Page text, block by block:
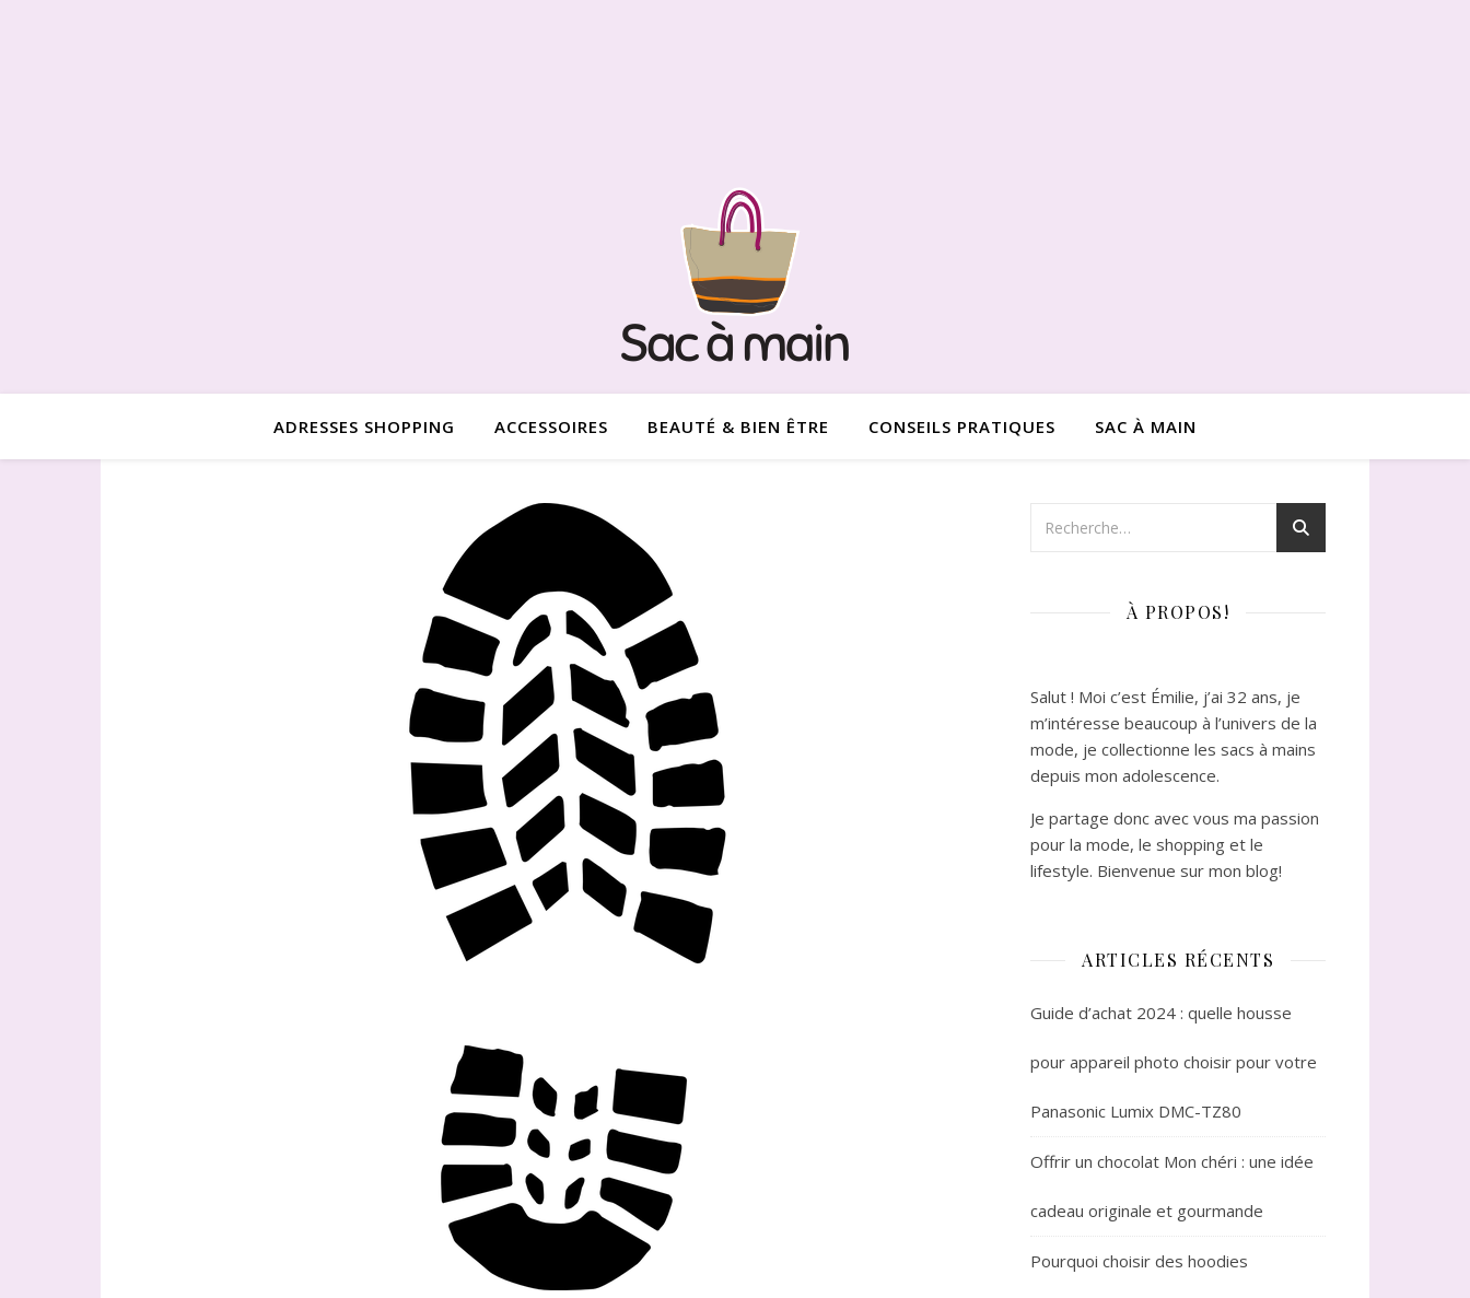
Shopping, mode et lifestyle!
ADRESSES SHOPPING ACCESSOIRES BEAUTÉ & BIEN ÊTRE CONSEILS PRATIQUES SAC À MAIN
À PROPOS!
Salut ! Moi c’est Émilie, j’ai 32 ans, je
m’intéresse beaucoup à l’univers de la
mode, je collectionne les sacs à mains
depuis mon adolescence.
Je partage donc avec vous ma passion
pour la mode, le shopping et le
lifestyle. Bienvenue sur mon blog!
ARTICLES RÉCENTS
Guide d’achat 2024 : quelle housse
pour appareil photo choisir pour votre
Panasonic Lumix DMC-TZ80
Offrir un chocolat Mon chéri : une idée
cadeau originale et gourmande
Pourquoi choisir des hoodies